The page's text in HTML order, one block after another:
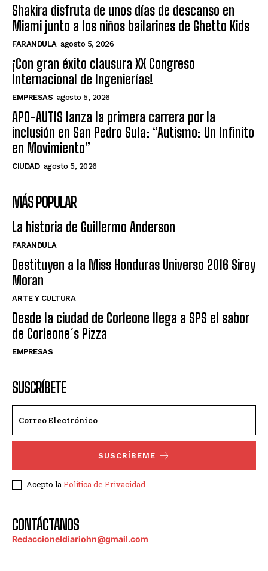
Shakira disfruta de unos días de descanso en
Miami junto a los niños bailarines de Ghetto Kids
FARANDULA agosto 5, 2026
¡Con gran éxito clausura XX Congreso
Internacional de Ingenierías!
EMPRESAS agosto 5, 2026
APO-AUTIS lanza la primera carrera por la
inclusión en San Pedro Sula: “Autismo: Un Infinito
en Movimiento”
CIUDAD agosto 5, 2026
MÁS POPULAR
La historia de Guillermo Anderson
FARANDULA
Destituyen a la Miss Honduras Universo 2016 Sirey
Moran
ARTE Y CULTURA
Desde la ciudad de Corleone llega a SPS el sabor
de Corleone´s Pizza
EMPRESAS
SUSCRÍBETE
SUSCRÍBEME
Acepto laPolítica de Privacidad.
CONTÁCTANOS
Redaccioneldiariohn@gmail.com